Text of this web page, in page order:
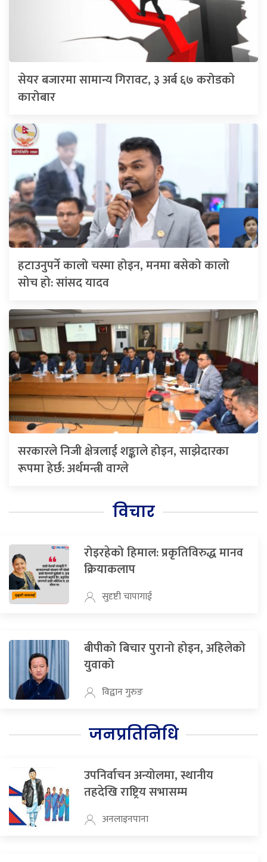
सेयर बजारमा सामान्य गिरावट, ३ अर्ब ६७ करोडकाे
कारोबार
हटाउनुपर्ने कालो चस्मा होइन, मनमा बसेको कालो
सोच हो: सांसद यादव
सरकारले निजी क्षेत्रलाई शङ्काले होइन, साझेदारका
रूपमा हेर्छ: अर्थमन्त्री वाग्ले
विचार
रोइरहेको हिमाल: प्रकृतिविरुद्ध मानव
क्रियाकलाप
सुदृष्टी चापागाई
बीपीको बिचार पुरानो होइन, अहिलेको
युवाको
विद्वान गुरुङ
जनप्रतिनिधि
उपनिर्वाचन अन्योलमा, स्थानीय
तहदेखि राष्ट्रिय सभासम्म
अनलाइनपाना